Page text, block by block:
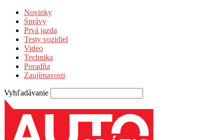
Novinky
Správy
Prvá jazda
Testy vozidiel
Video
Technika
Poradňa
Zaujímavosti
Vyhľadávanie